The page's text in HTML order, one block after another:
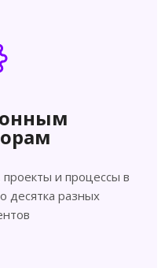
и процессы в
десятка разных